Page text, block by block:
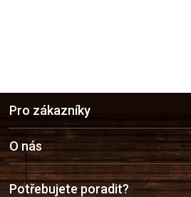
a
t
í
Pro zákazníky
O nás
Potřebujete poradit?